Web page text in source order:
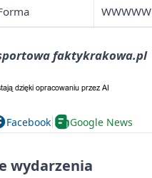
WWWWW
faktykrakowa.pl
Facebook Google News
wydarzenia